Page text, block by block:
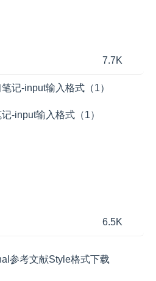
7.7K
-input输入格式（1）
6.5K
参考文献Style格式下载